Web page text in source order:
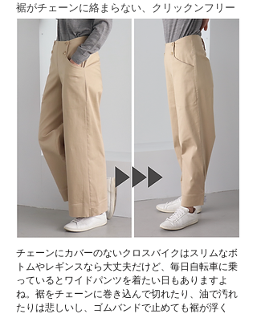
裾がチェーンに絡まらない、クリックンフリー
チェーンにカバーのないクロスバイクはスリムなボ
トムやレギンスなら大丈夫だけど、毎日自転車に乗
っているとワイドパンツを着たい日もありますよ
ね。裾をチェーンに巻き込んで切れたり、油で汚れ
たりは悲しいし、ゴムバンドで止めても裾が浮く